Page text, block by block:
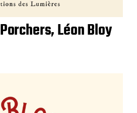
Léon Bloy